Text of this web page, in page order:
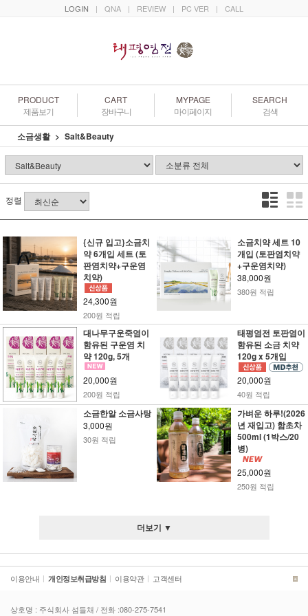
LOGIN | QNA | REVIEW | PC VER | CALL
PRODUCT
제품보기
CART
장바구니
MYPAGE
마이페이지
SEARCH
검색
소금생활 Salt&Beauty
정렬
{신규 입고}소금치
약 6개입 세트 (토
판염치약+구운염
치약)
24,300원
200원 적립
소금치약 세트 10
개입 (토판염치약
+구운염치약)
38,000원
380원 적립
대나무구운죽염이
함유된 구운염 치
약 120g, 5개
20,000원
200원 적립
태평염전 토판염이
함유된 소금 치약
120g x 5개입
20,000원
40원 적립
소금한알 소금사탕
3,000원
30원 적립
가벼운 하루!(2026
년 재입고) 함초차
500ml (1박스/20
병)
25,000원
250원 적립
더보기 ▼
이용안내 | 개인정보취급방침 | 이용약관 | 고객센터
상호명 : 주식회사 섬들채 / 전화 :080-275-7541